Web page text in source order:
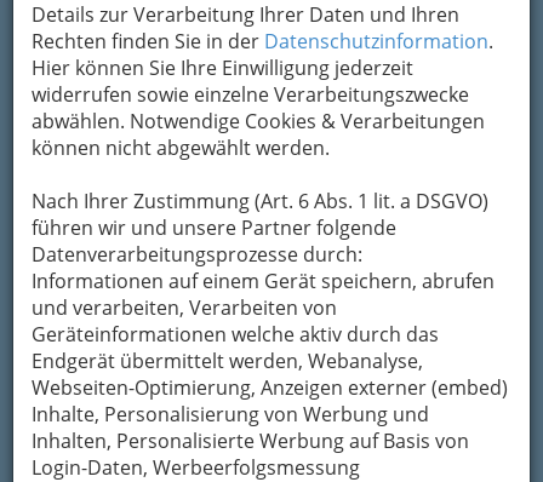
Details zur Verarbeitung Ihrer Daten und Ihren
Rechten finden Sie in der Datenschutzinformation.
Hier können Sie Ihre Einwilligung jederzeit
widerrufen sowie einzelne Verarbeitungszwecke
abwählen. Notwendige Cookies & Verarbeitungen
können nicht abgewählt werden.
Nach Ihrer Zustimmung (Art. 6 Abs. 1 lit. a DSGVO)
führen wir und unsere Partner folgende
Datenverarbeitungsprozesse durch:
Informationen auf einem Gerät speichern, abrufen
und verarbeiten, Verarbeiten von
Geräteinformationen welche aktiv durch das
Endgerät übermittelt werden, Webanalyse,
Webseiten-Optimierung, Anzeigen externer (embed)
Inhalte, Personalisierung von Werbung und
Inhalten, Personalisierte Werbung auf Basis von
Login-Daten, Werbeerfolgsmessung
Denn eines ist sicher:
Ihre Chancen steigen durch eine
optimale Aus- und Weiterbildung!